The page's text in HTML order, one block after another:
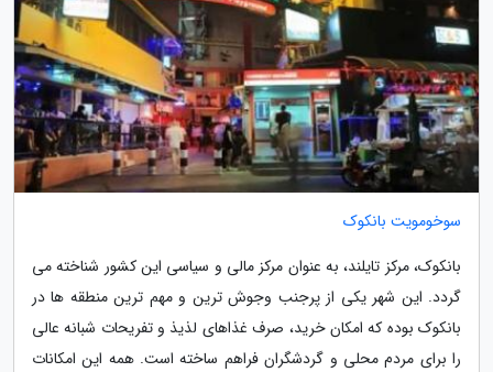
سوخومویت بانکوک
بانکوک، مرکز تایلند، به عنوان مرکز مالی و سیاسی این کشور شناخته می
گردد. این شهر یکی از پرجنب وجوش ترین و مهم ترین منطقه ها در
بانکوک بوده که امکان خرید، صرف غذاهای لذیذ و تفریحات شبانه عالی
را برای مردم محلی و گردشگران فراهم ساخته است. همه این امکانات